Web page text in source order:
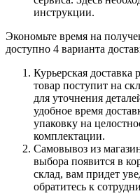
инструкции.
Экономьте время на
доступно 4 варианта
Курьерская доставка
товар поступит на
для уточнения
удобное время
упаковку на
комплектации.
Самовывоз из
выбора появится в
склад, вам придет
обратитесь к